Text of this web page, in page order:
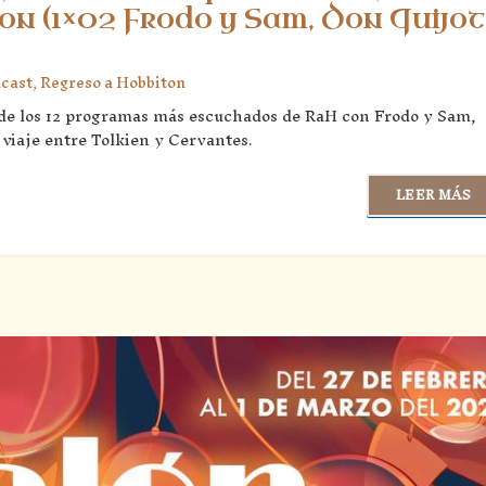
(1×02 Frodo y Sam, Don
,Regreso a Hobbiton
los 12 programas más escuchados de RaH con Frodo y Sam,
entre Tolkien y Cervantes.
LEER MÁS